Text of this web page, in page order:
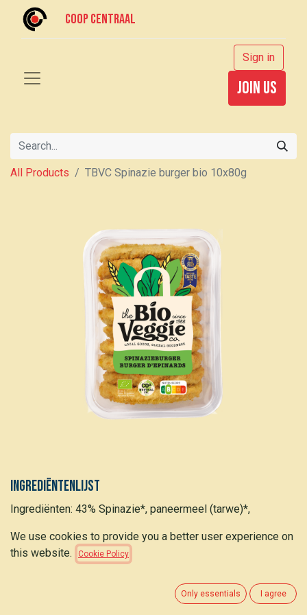
Coop centraal
Sign in
join us
All Products TBVC Spinazie burger bio 10x80g
Ingrediëntenlijst
Ingrediënten: 43% Spinazie*, paneermeel (tarwe)*,
maïszetmeel*, rijstbloem*, tarwezetmeel *, weipoeder
(melk)*, melkpoeder*, eiwitpoeder*, zonnebloemolie*, fijn
guarpitmeel*. *van biologische teelt
We use cookies to provide you a better user experience on
this website.
Cookie Policy
Only essentials I agree